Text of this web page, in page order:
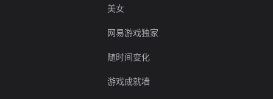
美女
网易游戏独家
随时间变化
游戏成就墙